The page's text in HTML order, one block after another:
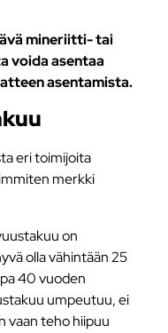
mineriitti- tai
voida asentaa
asentamista.
eri toimijoita
merkki
on
olla vähintään 25
40 vuoden
umpeutuu, ei
vaan teho hiipuu